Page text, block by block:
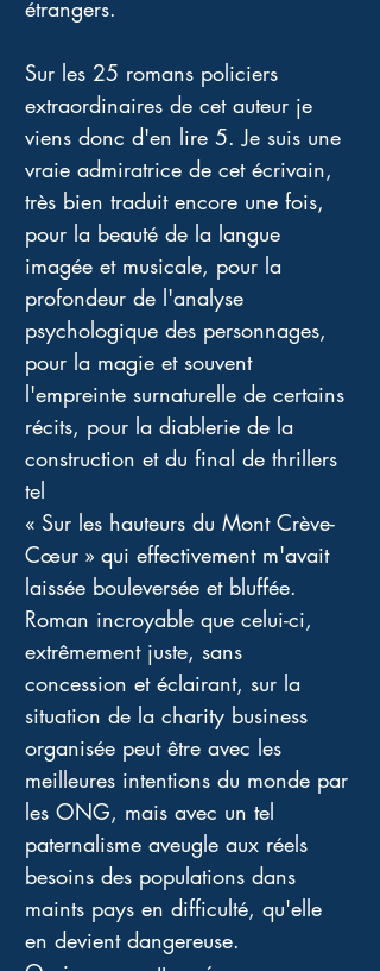
étrangers.
Sur les 25 romans policiers
extraordinaires de cet auteur je
viens donc d'en lire 5. Je suis une
vraie admiratrice de cet écrivain,
très bien traduit encore une fois,
pour la beauté de la langue
imagée et musicale, pour la
profondeur de l'analyse
psychologique des personnages,
pour la magie et souvent
l'empreinte surnaturelle de certains
récits, pour la diablerie de la
construction et du final de thrillers
tel
« Sur les hauteurs du Mont Crève-
Cœur » qui effectivement m'avait
laissée bouleversée et bluffée.
Roman incroyable que celui-ci,
extrêmement juste, sans
concession et éclairant, sur la
situation de la charity business
organisée peut être avec les
meilleures intentions du monde par
les ONG, mais avec un tel
paternalisme aveugle aux réels
besoins des populations dans
maints pays en difficulté, qu'elle
en devient dangereuse.